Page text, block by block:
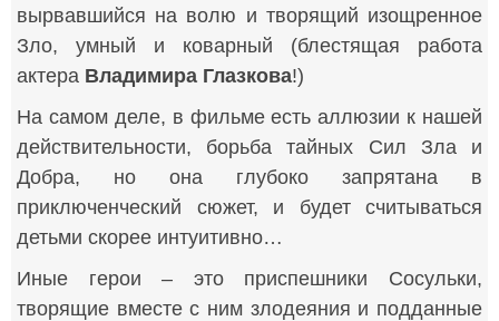
вырвавшийся на волю и творящий изощренное
Зло, умный и коварный (блестящая работа
актера Владимира Глазкова!)
На самом деле, в фильме есть аллюзии к нашей
действительности, борьба тайных Сил Зла и
Добра, но она глубоко запрятана в
приключенческий сюжет, и будет считываться
детьми скорее интуитивно…
Иные герои – это приспешники Сосульки,
творящие вместе с ним злодеяния и подданные